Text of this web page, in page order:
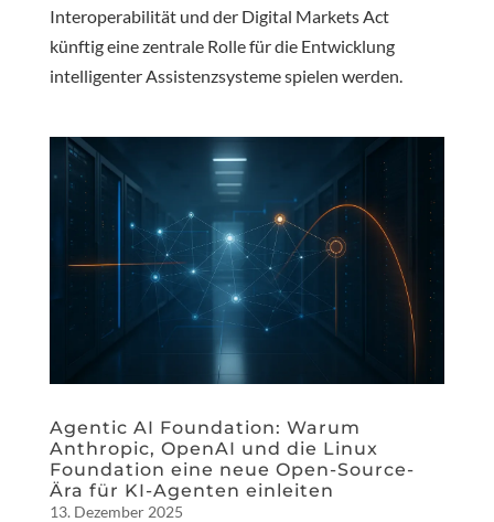
Interoperabilität und der Digital Markets Act
künftig eine zentrale Rolle für die Entwicklung
intelligenter Assistenzsysteme spielen werden.
Agentic AI Foundation: Warum
Anthropic, OpenAI und die Linux
Foundation eine neue Open-Source-
Ära für KI-Agenten einleiten
13. Dezember 2025